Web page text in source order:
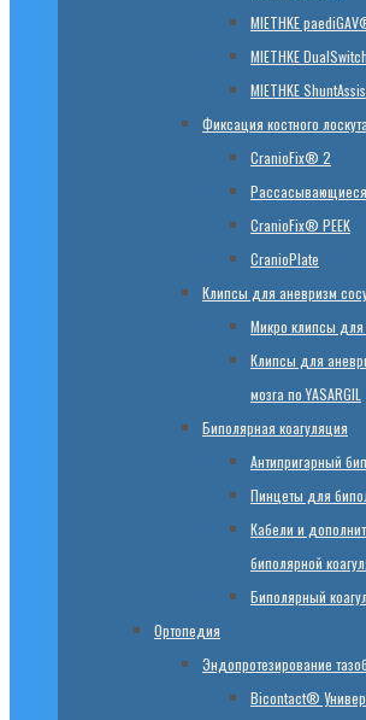
MIETHKE
MIETHKE
MIETHKE
Фиксация костного лоскута
CranioFix® 2
CranioFix® PEEK
CranioPlate
Клипсы для аневризм
Микро клипсы
Клипсы для
мозга по YASARGIL
Биполярная коагуляция
Антипригарный
Пинцеты для
Кабели и
биполярной
Биполярный
Ортопедия
Эндопротезирование
Bicontact®